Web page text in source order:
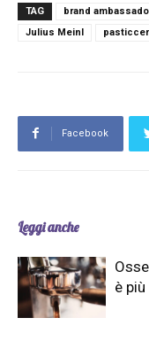
TAG brand
Julius Meinl
Facebook
Leggi anche
è